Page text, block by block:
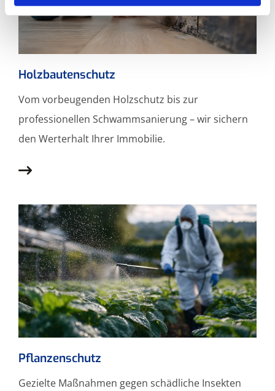
Holzbautenschutz
Vom vorbeugenden Holzschutz bis zur
professionellen Schwammsanierung – wir sichern
den Werterhalt Ihrer Immobilie.

Pflanzenschutz
Gezielte Maßnahmen gegen schädliche Insekten